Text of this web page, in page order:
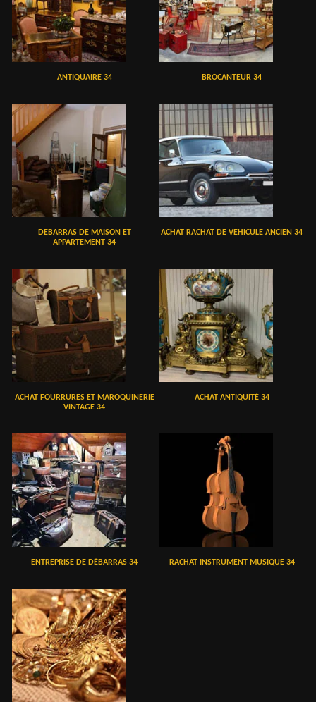
ANTIQUAIRE 34 BROCANTEUR 34
DEBARRAS DE MAISON ET
APPARTEMENT 34
ACHAT RACHAT DE VEHICULE ANCIEN 34
ACHAT FOURRURES ET MAROQUINERIE
VINTAGE 34
ACHAT ANTIQUITÉ 34
ENTREPRISE DE DÉBARRAS 34 RACHAT INSTRUMENT MUSIQUE 34